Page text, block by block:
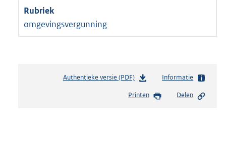
omgevingsvergunning
Authentieke versie (PDF)b
s
Informatie
Printen Delen